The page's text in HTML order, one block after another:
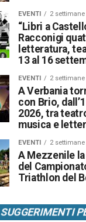
EVENTI 2 settimane
“Libri a
Racconigi
letteratura,
13 al 16
EVENTI 2 settimane
A Verbania
con Brio,
2026, tra
musica e
EVENTI 2 settimane
A Mezzenile
del
Triathlon del
SUGGERIMENTI